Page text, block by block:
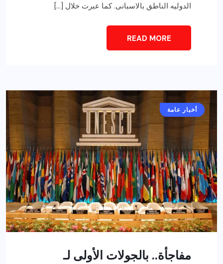
الدوليه الناطق بالاسبانى. كما عبرت خلال […]
READ MORE
أخبار عامة
مفاجأة.. بالجولات الأولى لـ